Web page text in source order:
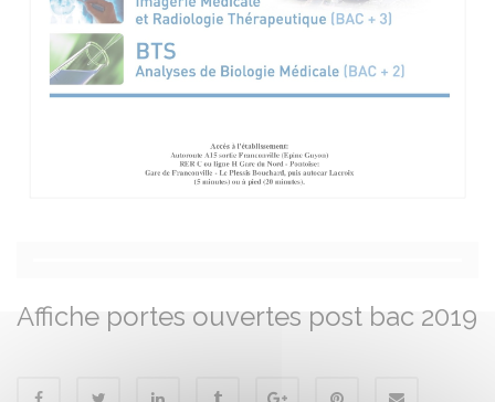
Affiche portes ouvertes post bac 2019